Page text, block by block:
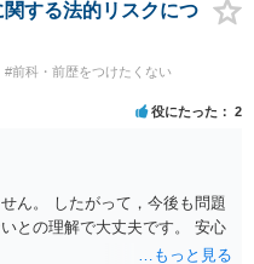
する法的リスクにつ
#前科・前歴をつけたくない
役にたった 2
ん。 したがって，今後も問題
との理解で大丈夫です。 安心